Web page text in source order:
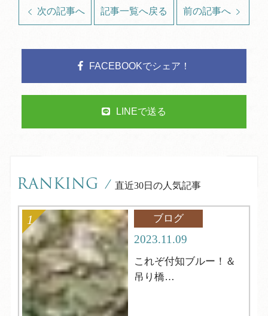
次の記事へ 記事一覧へ戻る 前の記事へ
FACEBOOKでシェア！
LINEで送る
RANKING / 直近30日の人気記事
ブログ
2023.11.09
これぞ付知ブルー！＆
吊り橋